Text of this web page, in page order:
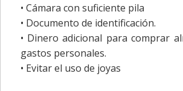
• Cámara con suficiente pila
• Documento de identificación.
• Dinero adicional para comprar
gastos personales.
• Evitar el uso de joyas